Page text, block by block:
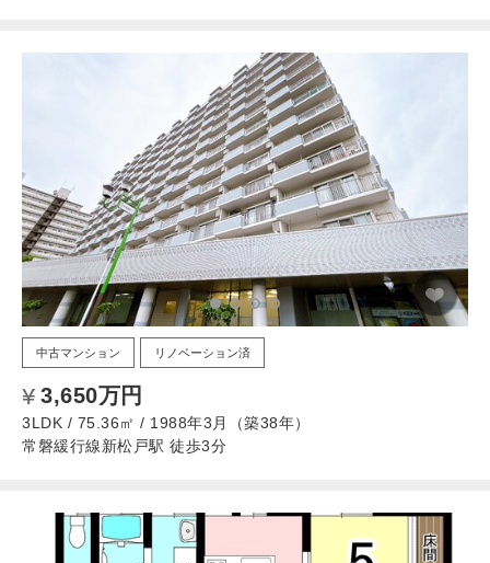
中古マンション リノベーション済
3,650万円
3LDK / 75.36㎡ / 1988年3月（築38年）
常磐緩行線新松戸駅 徒歩3分